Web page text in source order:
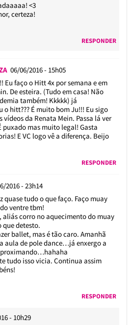
<3
certeza!
RESPONDER
06/06/2016 - 15h05
Eu faço o Hitt 4x por semana e em
De esteira. (Tudo em casa! Não
também! Kkkkk) já
o hitt??? É muito bom Ju!!! Eu sigo
vídeos da Renata Mein. Passa lá ver
puxado mas muito legal! Gasta
E VC logo vê a diferença. Beijo
RESPONDER
2016 - 23h14
tudo o que faço. Faço muay
ventre tbm!
aliás corro no aquecimento do muay
que detesto.
ballet, mas é tão caro. Amanhã
aula de pole dance…já enxergo a
tudo isso vicia. Continua assim
RESPONDER
- 10h29